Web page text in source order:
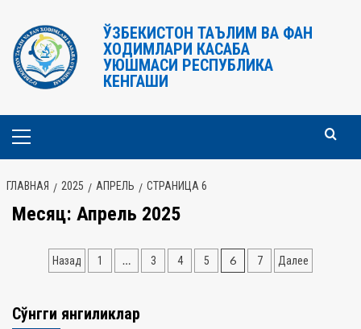
содержимому
ЎЗБЕКИСТОН ТАЪЛИМ ВА ФАН
ХОДИМЛАРИ КАСАБА
УЮШМАСИ РЕСПУБЛИКА
КЕНГАШИ
Основное
ГЛАВНАЯ 2025 АПРЕЛЬ СТРАНИЦА 6
Месяц: Апрель 2025
Навигация
записям
Назад 1 … 3 4 5 6 7 Далее
Сўнгги янгиликлар